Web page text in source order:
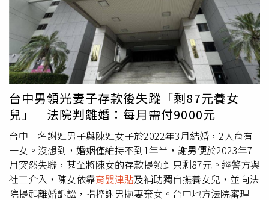
作」科目，最後被刪除了20%，且凍結了30%，總共只剩下
一半預算可以正常運用，勢必對勞動部的所屬同仁造成嚴重
的影響。他說，勞動部委外業務的人力，無論是保全還是清
潔人員，都是勞動部維繫日常工作的夥伴，「如果不是在野
黨亂砍預算，這些同事都仍會留在崗位上」。洪申翰表示，
被「亂刪凍一半」的行政費用，造成勞動部公務同仁和民眾
的影響，就還有下列狀況。1.民眾陳情的民意信箱系統、公
文系統僅能維持最基本運作，難以升級維護，必須放棄原訂
強化個資保護的改版升級。2.為節省油料，公務人員外出、
調閱檔案改由公務同仁搭三趟車（捷運、火車、公車等）人
工自行搬運，為求大量減少公務車使用。3.採購稽核委員與
施工查核委員被迫減聘，影響可稽核案件數量與查核檢查品
質。4.勞動部辦公大樓，以及民眾洽公空間，必須減少清
潔、保全業務（部分承攬人力必須離開，無法繼續在部內工
另名陳姓駕駛則說，自己在請育嬰假期間得知公司營運出現
問題，很擔心
育嬰津貼 受影響；公車駕駛壓力大，必須面對
各種突發狀況，公司卻不願支應員工薪資與補償，罔顧員工
權益。張芬郁說，去年底共有33人收到工資墊償款項，另有
23人目前向勞保局申辦墊償中，還有23人仍在訴訟中；她
認為勞工要啟動申請工資墊償需要花費很長時間，交通局去
年仍撥付1109萬元補貼款給捷順，卻無法要求公司將該筆
款項優先給付給員工，要求交通局應研擬修改契約，藉以約
束公司在領取補貼款時優先用於員工欠薪給付。交通局表
示，法院有申請扣押捷順公司的補助款，交通局去年即暫緩
撥付補貼款項，日前在客運業者會議上特別要求業者注重員
工勞動權益，並應優先給付駕駛薪資，未來將研議是否將優
先給付薪資等條件明訂在契約中。
台中男領光妻子存款後失蹤「剩87元養女
兒」 法院判離婚：每月需付9000元
台中一名謝姓男子與陳姓女子於2022年3月結婚，2人育有
一女。沒想到，婚姻僅維持不到1年半，謝男便於2023年7
月突然失聯，甚至將陳女的存款提領到只剩87元。經警方與
社工介入，陳女依靠育嬰津貼及補助獨自撫養女兒，並向法
院提起離婚訴訟，指控謝男拋妻棄女。台中地方法院審理